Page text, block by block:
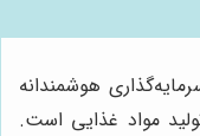
هوشمندانه
مواد غذایی است.